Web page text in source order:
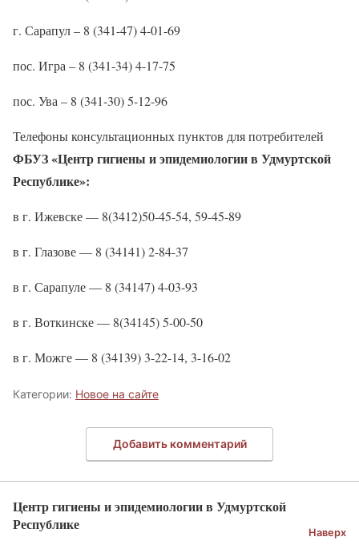
г. Сарапул – 8 (341-47) 4-01-69
пос. Игра – 8 (341-34) 4-17-75
пос. Ува – 8 (341-30) 5-12-96
Телефоны консультационных пунктов для потребителей
ФБУЗ «Центр гигиены и эпидемиологии в Удмуртской
Республике»:
в г. Ижевске — 8(3412)50-45-54, 59-45-89
в г. Глазове — 8 (34141) 2-84-37
в г. Сарапуле — 8 (34147) 4-03-93
в г. Воткинске — 8(34145) 5-00-50
в г. Можге — 8 (34139) 3-22-14, 3-16-02
Категории: Новое на сайте
Добавить комментарий
Центр гигиены и эпидемиологии в Удмуртской
Республике
Наверх